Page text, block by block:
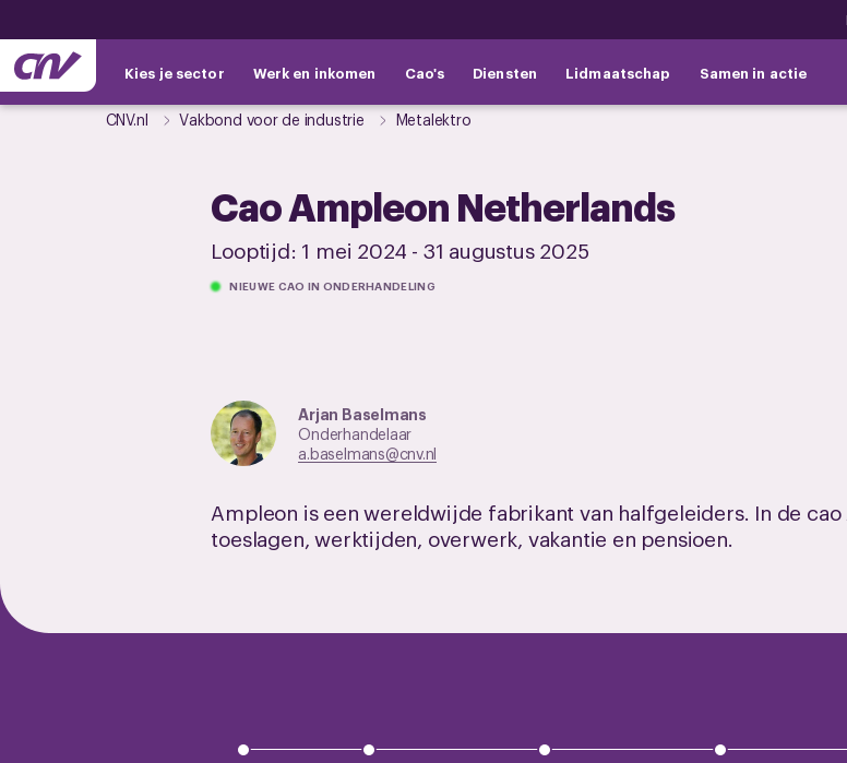
Kies je sector Werk en inkomen Cao's Diensten Lidmaatschap Samen in actie
CNV.nl Vakbond voor de industrie Metalektro
Cao Ampleon Netherlands
Looptijd: 1 mei 2024 - 31 augustus 2025
NIEUWE CAO IN ONDERHANDELING
Arjan Baselmans
Onderhandelaar
a.baselmans@cnv.nl
Ampleon is een wereldwijde fabrikant van halfgeleiders. In de
toeslagen, werktijden, overwerk, vakantie en pensioen.